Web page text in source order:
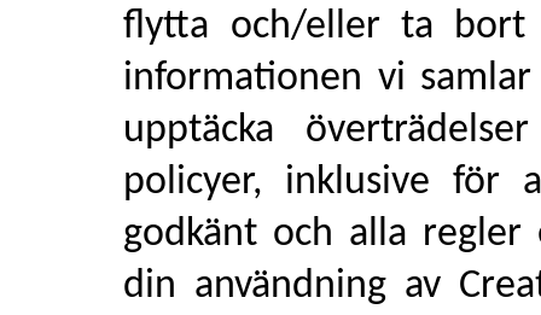
flytta och/eller ta bort
informationen vi
upptäcka
policyer, inklusive för
godkänt och alla
din användning av